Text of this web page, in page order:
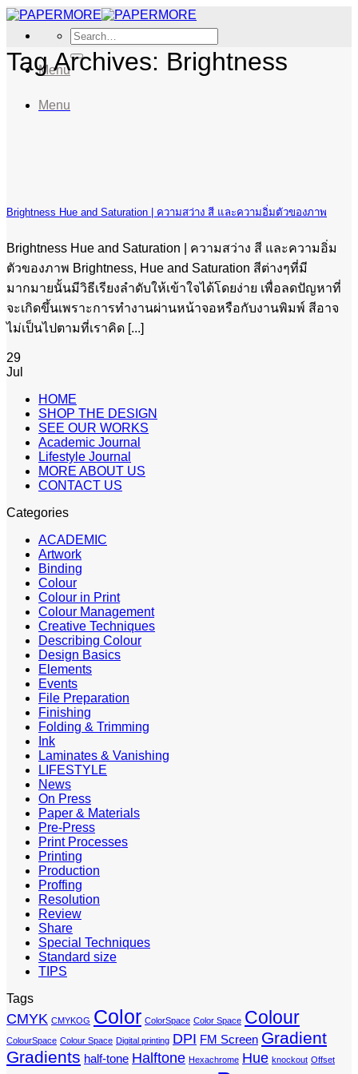
Skip
content
Search
for:
Menu
Menu
Tag Archives: Brightness
Brightness Hue and Saturation | ความสว่าง สี และความอิ่มตัวของภาพ
Brightness Hue and Saturation | ความสว่าง สี และความอิ่ม
ตัวของภาพ Brightness, Hue and Saturation สีต่างๆที่มี
มากมายนั้นมีวิธีเรียงลำดับให้เข้าใจได้โดยง่าย เพื่อลดปัญหาที่
จะเกิดขึ้นเพราะการทำงานผ่านหน้าจอหรือกับงานพิมพ์ สีอาจ
ไม่เป็นไปตามที่เราคิด [...]
29
Jul
HOME
SHOP THE DESIGN
SEE OUR WORKS
Academic Journal
Lifestyle Journal
MORE ABOUT US
CONTACT US
Categories
ACADEMIC
Artwork
Binding
Colour
Colour in Print
Colour Management
Creative Techniques
Describing Colour
Design Basics
Elements
Events
File Preparation
Finishing
Folding & Trimming
Ink
Laminates & Vanishing
LIFESTYLE
News
On Press
Paper & Materials
Pre-Press
Print Processes
Printing
Production
Proffing
Resolution
Review
Share
Special Techniques
Standard size
TIPS
Tags
CMYK CMYKOG Color ColorSpace Color Space Colour
ColourSpace Colour Space Digital printing DPI FM Screen Gradient
Gradients half-tone Halftone Hexachrome Hue knockout Offset